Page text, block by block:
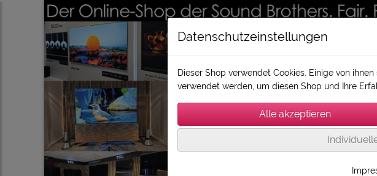
Datenschutzeinstellungen
Dieser Shop verwendet Cookies. Einige von
verwendet werden, um diesen Shop und Ihre